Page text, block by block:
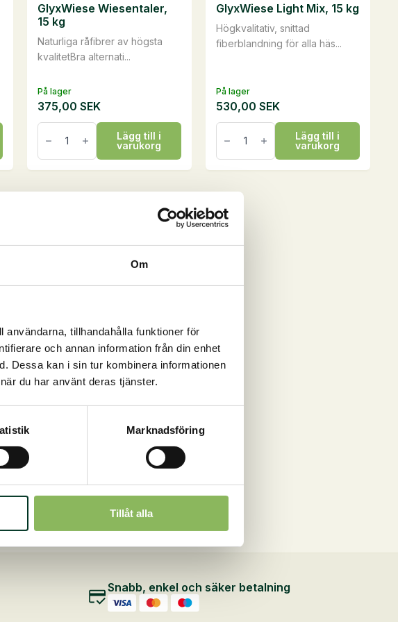
Om
tillhandahålla funktioner för
och annan information från din enhet
Dessa kan i sin tur kombinera informationen
du har använt deras tjänster.
Marknadsföring
Tillåt alla
På lager
Naturliga råfibrer av högsta
kvalitetBra alternati...
GlyxWiese Wiesentaler,
15 kg
375,00SEK
GlyxWiese
Wiesentaler,
kg
mängd
Lägg till i
varukorg
På lager
Högkvalitativ, snittad
fiberblandning för alla häs...
GlyxWiese Light Mix, 15 kg
530,00SEK
GlyxWiese
Light
15
kg
Lägg till i
varukorg
Snabb, enkel och säker betalning